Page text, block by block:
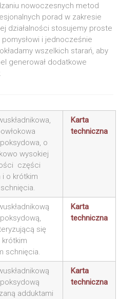
nowoczesnych metod
porad w zakresie
działalności stosujemy proste
i jednocześnie
wszelkich starań, aby
generował dodatkowe
o
wysokiej
części
i o krótkim
Karta
techniczna
się
schnięcia.
Karta
techniczna
adduktami
Karta
techniczna